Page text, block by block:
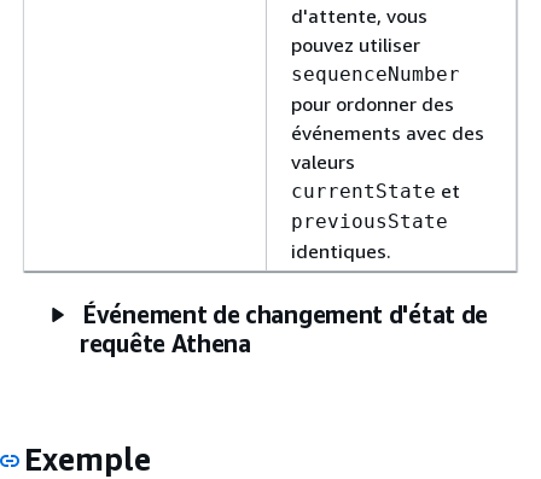
d'attente, vous
pouvez utiliser
sequenceNumber
pour ordonner des
événements avec des
valeurs
currentState et
previousState
identiques.
Événement de changement d'état de
requête Athena
Exemple